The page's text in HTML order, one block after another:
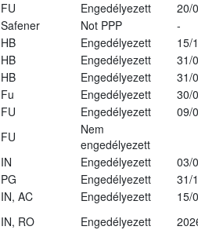
FU Engedélyezett
20/
Safener Not PPP
-
HB Engedélyezett
15/
HB Engedélyezett
31/
HB Engedélyezett
31/
Fu Engedélyezett
30/
FU Engedélyezett
09/
FU
Nem
engedélyezett
IN Engedélyezett
03/
PG Engedélyezett
31/
IN, AC Engedélyezett
15/
IN, RO Engedélyezett